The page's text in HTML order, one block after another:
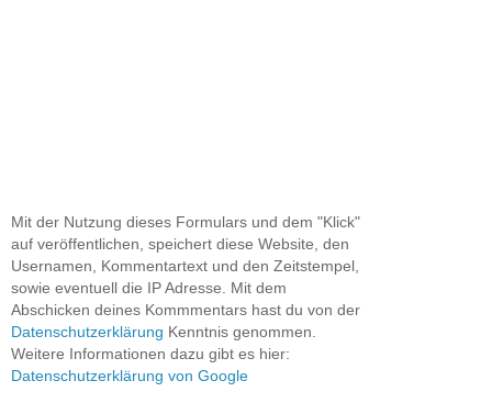
Mit der Nutzung dieses Formulars und dem "Klick"
auf veröffentlichen, speichert diese Website, den
Usernamen, Kommentartext und den Zeitstempel,
sowie eventuell die IP Adresse. Mit dem
Abschicken deines Kommmentars hast du von der
Datenschutzerklärung Kenntnis genommen.
Weitere Informationen dazu gibt es hier:
Datenschutzerklärung von Google